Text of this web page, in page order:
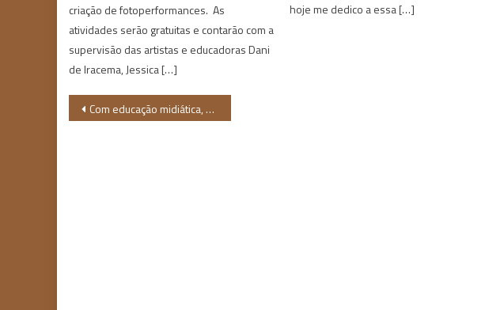
criação de fotoperformances. As
atividades serão gratuitas e contarão com a
supervisão das artistas e educadoras Dani
de Iracema, Jessica […]
hoje me dedico a essa […]
Navegação
Com educação midiática, estudantes são aliados no combate a fake news